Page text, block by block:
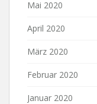
Mai 2020
April 2020
März 2020
Februar 2020
Januar 2020